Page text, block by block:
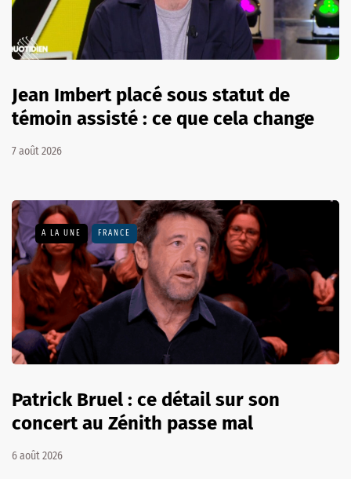
Jean Imbert placé sous statut de
témoin assisté : ce que cela change
7 août 2026
A LA UNE FRANCE
Patrick Bruel : ce détail sur son
concert au Zénith passe mal
6 août 2026